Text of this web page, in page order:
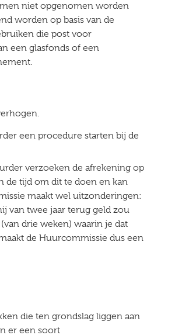
niet opgenomen worden
worden op basis van de
die post voor
een glasfonds of een
een procedure starten bij de
verzoeken de afrekening op
de tijd om dit te doen en kan
maakt wel uitzonderingen:
van twee jaar terug geld zou
drie weken) waarin je dat
de Huurcommissie dus een
die ten grondslag liggen aan
er een soort